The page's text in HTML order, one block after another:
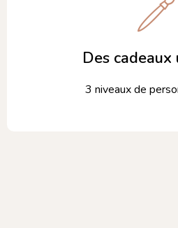
Des cadeaux
3 niveaux de